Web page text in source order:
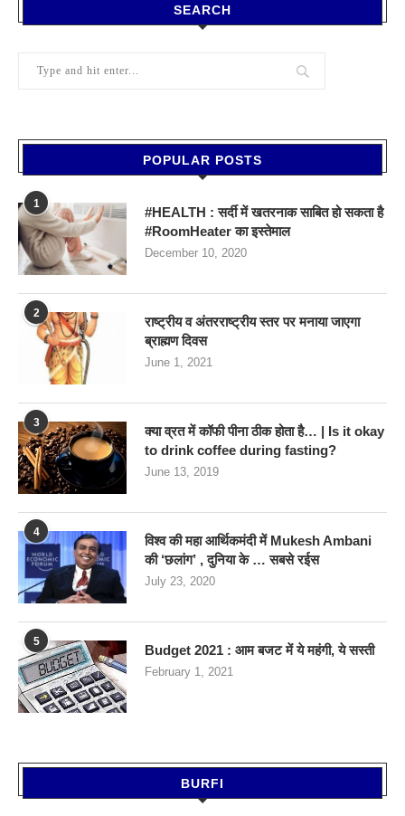
SEARCH
POPULAR POSTS
1
#HEALTH : सर्दी में खतरनाक साबित हो सकता है
#RoomHeater का इस्तेमाल
December 10, 2020
2
राष्ट्रीय व अंतरराष्ट्रीय स्तर पर मनाया जाएगा
ब्राह्मण दिवस
June 1, 2021
3
क्या व्रत में कॉफी पीना ठीक होता है… | Is it okay
to drink coffee during fasting?
June 13, 2019
4
विश्व की महा आर्थिकमंदी में Mukesh Ambani
की ‘छलांग’ , दुनिया के … सबसे रईस
July 23, 2020
5
Budget 2021 : आम बजट में ये महंगी, ये सस्‍ती
February 1, 2021
BURFI